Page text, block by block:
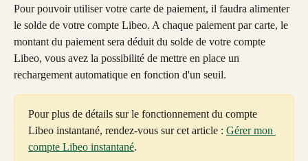
Pour pouvoir utiliser votre carte de paiement, il faudra alimenter
le solde de votre compte Libeo. A chaque paiement par carte, le
montant du paiement sera déduit du solde de votre compte
Libeo, vous avez la possibilité de mettre en place un
rechargement automatique en fonction d'un seuil.
Pour plus de détails sur le fonctionnement du compte
Libeo instantané, rendez-vous sur cet article : Gérer mon
compte Libeo instantané.